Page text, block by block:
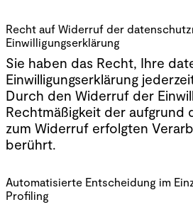
Recht auf Widerruf der
Einwilligungserklärung
Sie haben das Recht, Ihre
Einwilligungserklärung
Durch den Widerruf der
Rechtmäßigkeit der aufgrund
zum Widerruf erfolgten
berührt.
Automatisierte Entscheidung im
Profiling